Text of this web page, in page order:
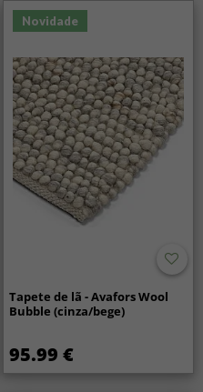
Novidade
Tapete de lã - Avafors Wool
Bubble (cinza/bege)
95.99 €